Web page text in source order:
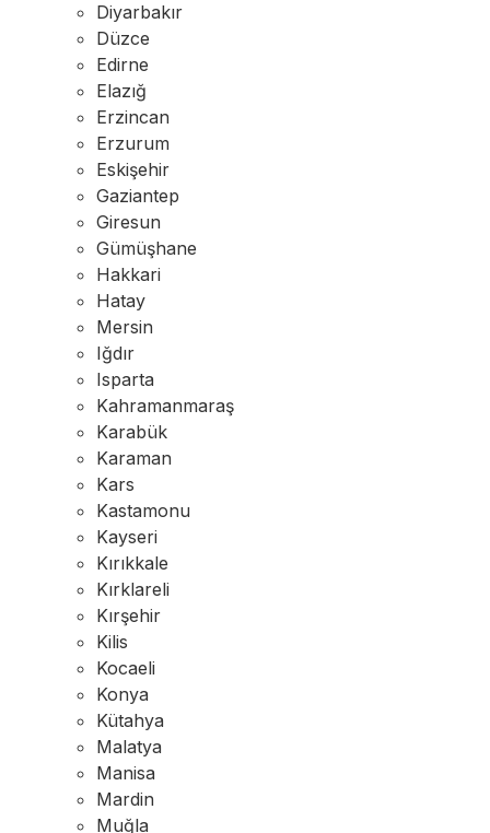
Diyarbakır
Düzce
Edirne
Elazığ
Erzincan
Erzurum
Eskişehir
Gaziantep
Giresun
Gümüşhane
Hakkari
Hatay
Mersin
Iğdır
Isparta
Kahramanmaraş
Karabük
Karaman
Kars
Kastamonu
Kayseri
Kırıkkale
Kırklareli
Kırşehir
Kilis
Kocaeli
Konya
Kütahya
Malatya
Manisa
Mardin
Muğla